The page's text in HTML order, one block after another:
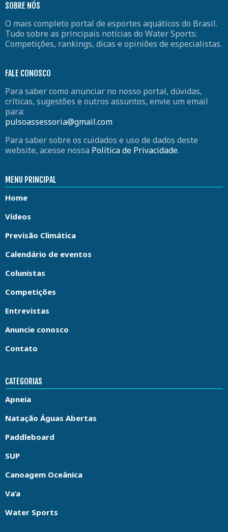
SOBRE NÓS
O mais completo portal de esportes aquáticos do Brasil.
Tudo sobre as principais notícias do Water Sports:
Competições, rankings, dicas e opiniões de especialistas.
FALE CONOSCO
Para saber como anunciar no nosso portal, dúvidas,
críticas, sugestões e outros assuntos, envie um email
para:
pulsoassessoria@gmail.com
Para saber sobre os cuidados e uso de dados deste
website, acesse nossa Política de Privacidade.
MENU PRINCIPAL
Home
Vídeos
Previsão Climática
Calendário de eventos
Colunistas
Competições
Entrevistas
Anuncie conosco
Contato
CATEGORIAS
Apneia
Natação Águas Abertas
Paddleboard
SUP
Canoagem Oceânica
Va’a
Water Sports